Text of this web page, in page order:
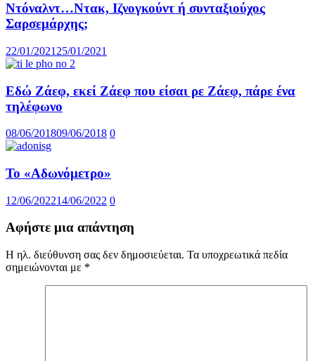
Ντόναλντ…Ντακ, Ιζνογκούντ ή συνταξιούχος
Σαρσεμάρχης;
22/01/2021 25/01/2021
Εδώ Ζάεφ, εκεί Ζάεφ που είσαι ρε Ζάεφ, πάρε ένα
τηλέφωνο
08/06/201809/06/2018 0
Το «Αδωνόμετρο»
12/06/202214/06/2022 0
Αφήστε μια απάντηση
Η ηλ. διεύθυνση σας δεν δημοσιεύεται. Τα υποχρεωτικά πεδία
σημειώνονται με *